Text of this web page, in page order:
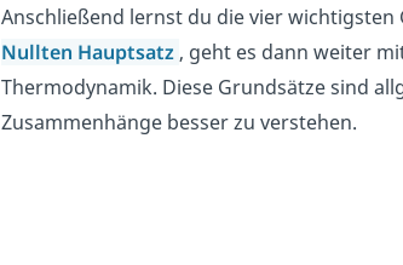
Anschließend lernst du die vier
Nullten Hauptsatz , geht es dann weiter
Thermodynamik. Diese Grundsätze sind
Zusammenhänge besser zu verstehen.